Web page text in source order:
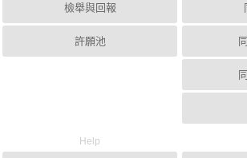
檢舉與回報
許願池
Help